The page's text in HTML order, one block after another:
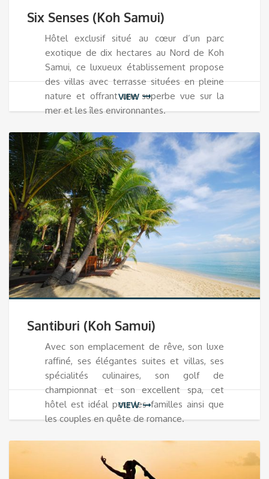
Six Senses (Koh Samui)
Hôtel exclusif situé au cœur d’un parc
exotique de dix hectares au Nord de Koh
Samui, ce luxueux établissement propose
des villas avec terrasse situées en pleine
nature et offrant une superbe vue sur la
mer et les îles environnantes.
VIEW
Santiburi (Koh Samui)
Avec son emplacement de rêve, son luxe
raffiné, ses élégantes suites et villas, ses
spécialités culinaires, son golf de
championnat et son excellent spa, cet
hôtel est idéal pour les familles ainsi que
les couples en quête de romance.
VIEW